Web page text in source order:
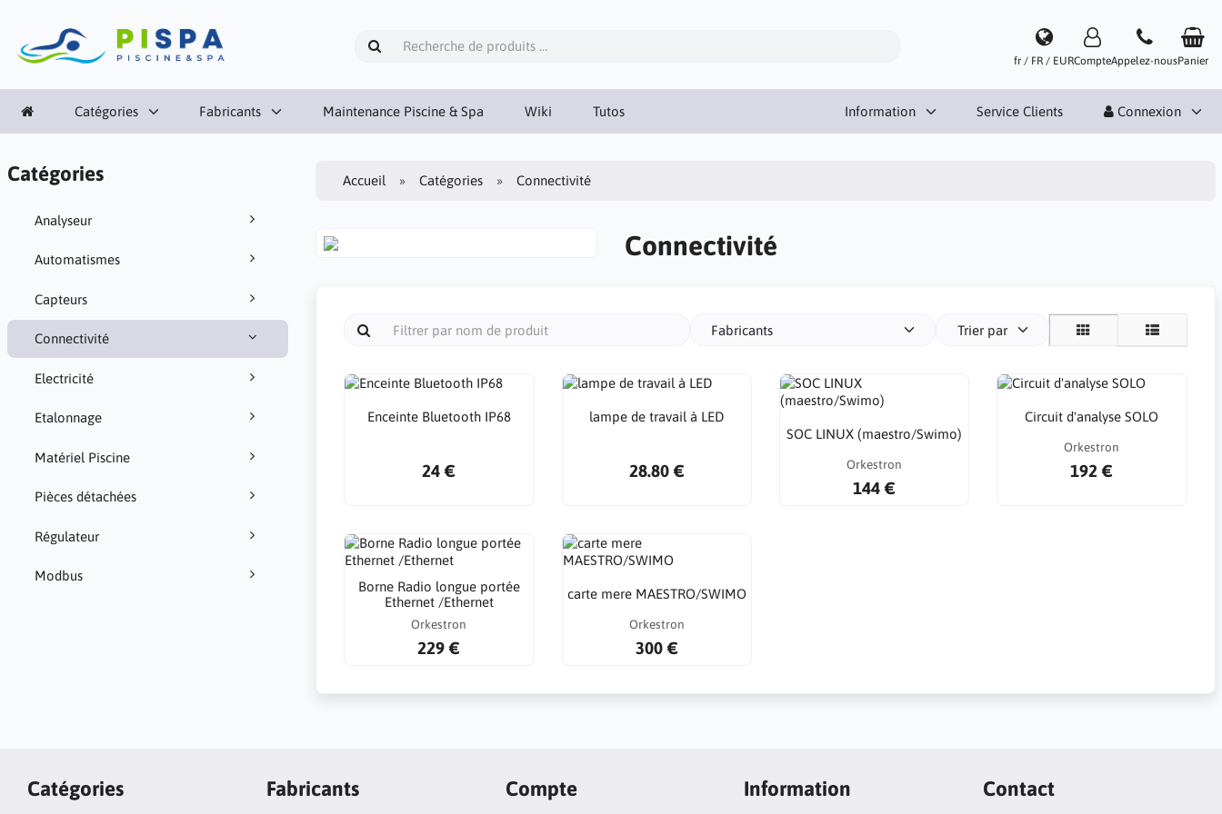
fr / FR / EURCompteAppelez-nousPanier
Catégories Fabricants Maintenance Piscine & Spa Wiki Tutos Information Service Clients Connexion
Catégories
Analyseur
Automatismes
Capteurs
Connectivité
Electricité
Etalonnage
Matériel Piscine
Pièces détachées
Régulateur
Modbus
Accueil Catégories Connectivité
Connectivité
Fabricants Trier par
Enceinte Bluetooth IP68
24 €
lampe de travail à LED
28.80 €
SOC LINUX (maestro/Swimo)
Orkestron
144 €
Circuit d'analyse SOLO
Orkestron
192 €
Borne Radio longue portée
Ethernet /Ethernet
Orkestron
229 €
carte mere MAESTRO/SWIMO
Orkestron
300 €
Catégories Fabricants Compte Information Contact